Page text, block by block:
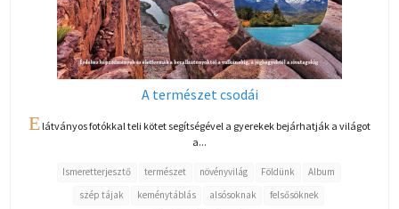
A természet csodái
E látványos fotókkal teli kötet segítségével a gyerekek bejárhatják a világot
a...
Ismeretterjesztő természet növényvilág Földünk
Album
szép tájak
keménytáblás alsósoknak
felsősöknek